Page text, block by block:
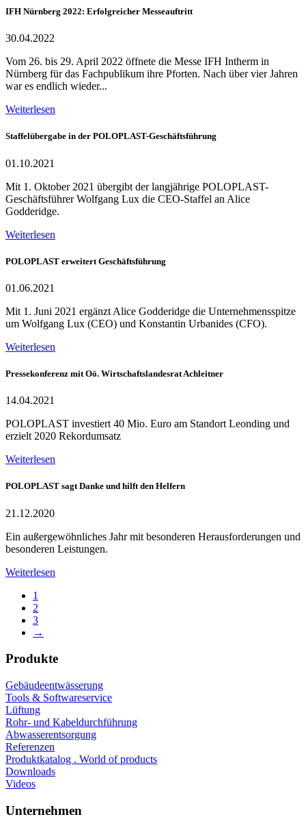
IFH Nürnberg 2022: Erfolgreicher Messeauftritt
30.04.2022
Vom 26. bis 29. April 2022 öffnete die Messe IFH Intherm in
Nürnberg für das Fachpublikum ihre Pforten. Nach über vier Jahren
war es endlich wieder...
Weiterlesen
Staffelübergabe in der POLOPLAST-Geschäftsführung
01.10.2021
Mit 1. Oktober 2021 übergibt der langjährige POLOPLAST-
Geschäftsführer Wolfgang Lux die CEO-Staffel an Alice
Godderidge.
Weiterlesen
POLOPLAST erweitert Geschäftsführung
01.06.2021
Mit 1. Juni 2021 ergänzt Alice Godderidge die Unternehmensspitze
um Wolfgang Lux (CEO) und Konstantin Urbanides (CFO).
Weiterlesen
Pressekonferenz mit Oö. Wirtschaftslandesrat Achleitner
14.04.2021
POLOPLAST investiert 40 Mio. Euro am Standort Leonding und
erzielt 2020 Rekordumsatz
Weiterlesen
POLOPLAST sagt Danke und hilft den Helfern
21.12.2020
Ein außergewöhnliches Jahr mit besonderen Herausforderungen und
besonderen Leistungen.
Weiterlesen
1
2
3
→
Produkte
Gebäudeentwässerung
Tools & Softwareservice
Lüftung
Rohr- und Kabeldurchführung
Abwasserentsorgung
Referenzen
Produktkatalog . World of products
Downloads
Videos
Unternehmen